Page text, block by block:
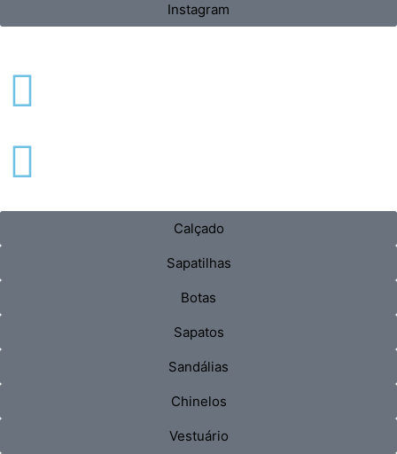
Instagram
Calçado
Sapatilhas
Botas
Sapatos
Sandálias
Chinelos
Vestuário